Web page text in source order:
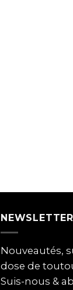
NEWSLETTER
Nouveautés,
dose de
Suis-nous &